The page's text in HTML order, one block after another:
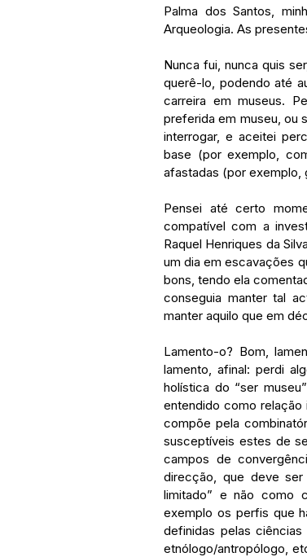
Palma dos Santos,
Arqueologia. As
Nunca fui, nunca quis
querê-lo, podendo até
carreira em museus.
preferida em museu, ou
interrogar, e aceitei
base (por exemplo,
afastadas (por exemplo,
Pensei até certo
compatível com a
Raquel Henriques da
um dia em escavações
bons, tendo ela
conseguia manter tal
manter aquilo que em
Lamento-o? Bom,
lamento, afinal: perdi
holística do “ser
entendido como relação
compõe pela
susceptíveis estes de
campos de
direcção, que deve
limitado” e não como
exemplo os perfis que
definidas pelas
etnólogo/antropólogo,